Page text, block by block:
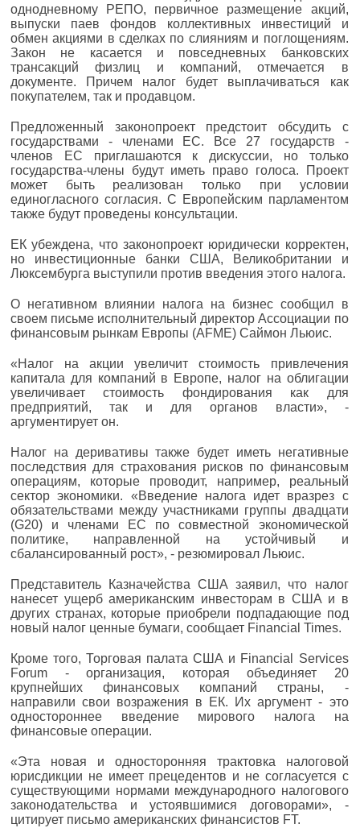
однодневному РЕПО, первичное размещение акций,
выпуски паев фондов коллективных инвестиций и
обмен акциями в сделках по слияниям и поглощениям.
Закон не касается и повседневных банковских
трансакций физлиц и компаний, отмечается в
документе. Причем налог будет выплачиваться как
покупателем, так и продавцом.
Предложенный законопроект предстоит обсудить с
государствами - членами ЕС. Все 27 государств -
членов ЕС приглашаются к дискуссии, но только
государства-члены будут иметь право голоса. Проект
может быть реализован только при условии
единогласного согласия. С Европейским парламентом
также будут проведены консультации.
ЕК убеждена, что законопроект юридически корректен,
но инвестиционные банки США, Великобритании и
Люксембурга выступили против введения этого налога.
О негативном влиянии налога на бизнес сообщил в
своем письме исполнительный директор Ассоциации по
финансовым рынкам Европы (AFME) Саймон Льюис.
«Налог на акции увеличит стоимость привлечения
капитала для компаний в Европе, налог на облигации
увеличивает стоимость фондирования как для
предприятий, так и для органов власти», -
аргументирует он.
Налог на деривативы также будет иметь негативные
последствия для страхования рисков по финансовым
операциям, которые проводит, например, реальный
сектор экономики. «Введение налога идет вразрез с
обязательствами между участниками группы двадцати
(G20) и членами ЕС по совместной экономической
политике, направленной на устойчивый и
сбалансированный рост», - резюмировал Льюис.
Представитель Казначейства США заявил, что налог
нанесет ущерб американским инвесторам в США и в
других странах, которые приобрели подпадающие под
новый налог ценные бумаги, сообщает Financial Times.
Кроме того, Торговая палата США и Financial Services
Forum - организация, которая объединяет 20
крупнейших финансовых компаний страны, -
направили свои возражения в ЕК. Их аргумент - это
одностороннее введение мирового налога на
финансовые операции.
«Эта новая и односторонняя трактовка налоговой
юрисдикции не имеет прецедентов и не согласуется с
существующими нормами международного налогового
законодательства и устоявшимися договорами», -
цитирует письмо американских финансистов FT.